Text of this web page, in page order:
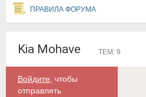
ПРАВИЛА ФОРУМА
Kia Mohave ТЕМ: 9
Войдите , чтобы
отправлять